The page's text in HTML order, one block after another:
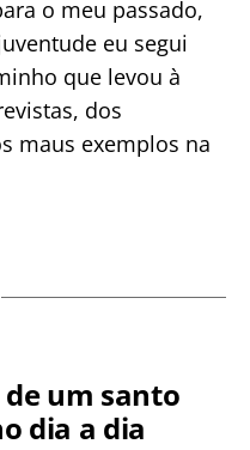
o meu passado,
eu segui
que levou à
dos
maus exemplos na
de um santo
dia a dia